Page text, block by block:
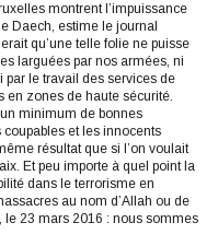
montrent l’impuissance
Daech, estime le journal
qu’une telle folie ne puisse
larguées par nos armées, ni
par le travail des services de
en zones de haute sécurité.
minimum de bonnes
et les innocents
résultat que si l’on voulait
Et peu importe à quel point la
dans le terrorisme en
au nom d’Allah ou de
le 23 mars 2016 : nous sommes